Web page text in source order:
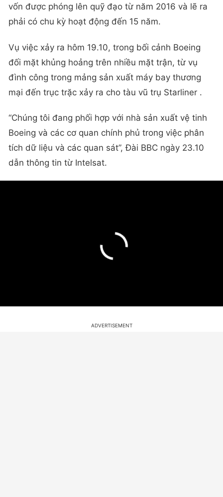
vốn được phóng lên quỹ đạo từ năm 2016 và lẽ ra
phải có chu kỳ hoạt động đến 15 năm.
Vụ việc xảy ra hôm 19.10, trong bối cảnh Boeing
đối mặt khủng hoảng trên nhiều mặt trận, từ vụ
đình công trong mảng sản xuất máy bay thương
mại đến trục trặc xảy ra cho tàu vũ trụ Starliner .
“Chúng tôi đang phối hợp với nhà sản xuất vệ tinh
Boeing và các cơ quan chính phủ trong việc phân
tích dữ liệu và các quan sát”, Đài BBC ngày 23.10
dẫn thông tin từ Intelsat.